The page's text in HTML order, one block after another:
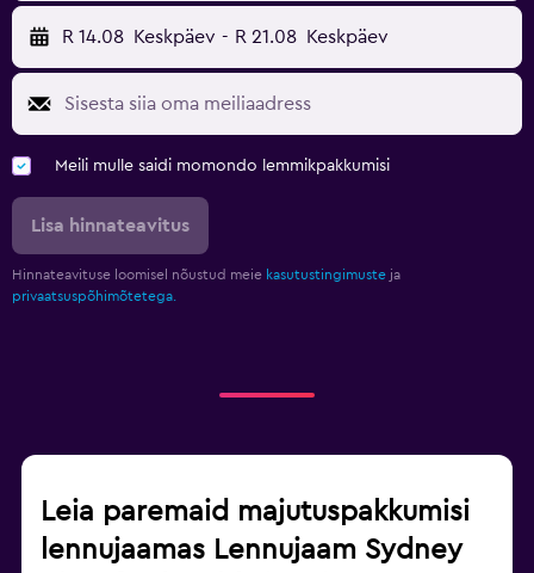
R 14.08 Keskpäev - R 21.08 Keskpäev
Meili mulle saidi momondo lemmikpakkumisi
Lisa hinnateavitus
Hinnateavituse loomisel nõustud meie kasutustingimuste ja
privaatsuspõhimõtetega.
Leia paremaid majutuspakkumisi
lennujaamas Lennujaam Sydney